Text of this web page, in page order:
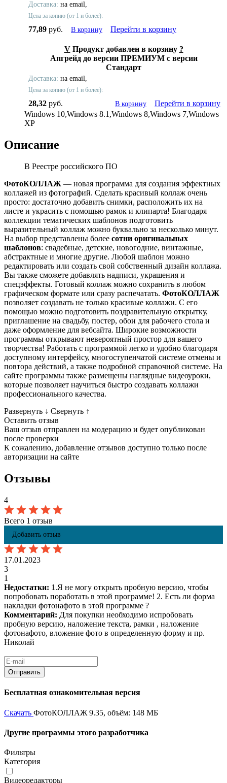
Доставка: на email,
Цена за копию (от 1 и более):
77,89 руб. В корзину Перейти в корзину
V Продукт добавлен в корзину ?
Апгрейд до версии ПРЕМИУМ с версии
Стандарт
Доставка: на email,
Цена за копию (от 1 и более):
28,32 руб. В корзину
Перейти в корзину
Windows 10,Windows 8.1,Windows 8,Windows 7,Windows
XP
Описание
В Реестре российского ПО
ФотоКОЛЛАЖ — новая программа для создания эффектных
коллажей из фотографий. Сделать красивый коллаж очень
просто: достаточно добавить снимки, расположить их на
листе и украсить с помощью рамок и клипарта! Благодаря
коллекции тематических шаблонов подготовить
выразительный коллаж можно буквально за несколько минут.
На выбор представлены более сотни оригинальных
шаблонов: свадебные, детские, новогодние, винтажные,
абстрактные и многие другие. Любой шаблон можно
редактировать или создать свой собственный дизайн коллажа.
Вы также сможете добавлять надписи, украшения и
спецэффекты. Готовый коллаж можно сохранить в любом
графическом формате или сразу распечатать. ФотоКОЛЛАЖ
позволяет создавать не только красивые коллажи. С его
помощью можно подготовить поздравительную открытку,
приглашение на свадьбу, постер, обои для рабочего стола и
даже оформление для вебсайта. Широкие возможности
программы открывают невероятный простор для вашего
творчества! Работать с программой легко и удобно благодаря
доступному интерфейсу, многоступенчатой системе отмены и
повтора действий, а также подробной справочной системе. На
сайте программы также размещены наглядные видеоуроки,
которые позволяет научиться быстро создавать коллажи
профессионального качества.
Развернуть ↓ Свернуть ↑
Оставить отзыв
Ваш отзыв отправлен на модерацию и будет опубликован
после проверки
К сожалению, добавление отзывов доступно только после
авторизации на сайте
Отзывы
4
Всего 1 отзыв
Добавить отзыв
17.01.2023
3
1
Недостатки: 1.Я не могу открыть пробную версию, чтобы
попробовать поработать в этой программе! 2. Есть ли форма
накладки фотонафото в этой программе ?
Комментарий: Для покупки необходимо испробовать
пробную версию, наложение текста, рамки , наложение
фотонафото, вложение фото в определенную форму и пр.
Николай
Бесплатная ознакомительная версия
Скачать ФотоКОЛЛАЖ 9.35, объём: 148 МБ
Другие программы этого разработчика
Фильтры
Категория
Видеоредакторы